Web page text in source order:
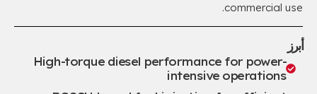
commercial use
.
أبرز
High-torque diesel performance for power-
intensive operations